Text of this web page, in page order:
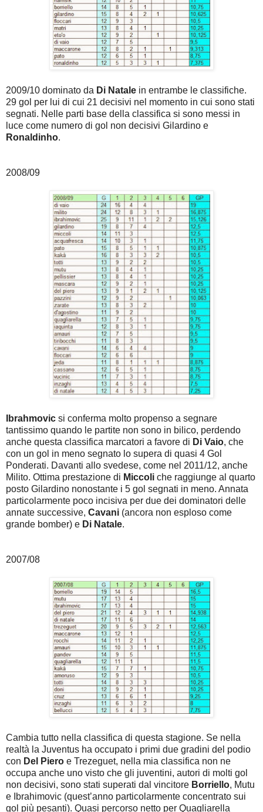
2009/10 dominato da Di Natale in entrambe le classifiche.
29 gol per lui di cui 21 decisivi nel momento in cui sono stati
segnati. Nelle parti base della classifica si sono messi in
luce come numero di gol non decisivi Gilardino e
Ronaldinho.
2008/09
Ibrahmovic si conferma molto propenso a segnare
tantissimo quando le partite non sono in bilico, perdendo
anche questa classifica marcatori a favore di Di Vaio, che
con un gol in meno segnato lo supera di quasi 4 Gol
Ponderati. Davanti allo svedese, come nel 2011/12, anche
Milito. Ottima prestazione di Miccoli che raggiunge al quarto
posto Gilardino nonostante i 5 gol segnati in meno. Annata
particolarmente poco incisiva per due dei dominatori delle
annate successive, Cavani (ancora non esploso come
grande bomber) e Di Natale.
2007/08
Cambia tutto nella classifica di questa stagione. Se nella
realtà la Juventus ha occupato i primi due gradini del podio
con Del Piero e Trezeguet, nella mia classifica non ne
occupa anche uno visto che gli juventini, autori di molti gol
non decisivi, sono stati superati dal vincitore Borriello, Mutu
e Ibrahimovic (quest’anno particolarmente concentrato sui
gol più pesanti). Quasi percorso netto per Quagliarella